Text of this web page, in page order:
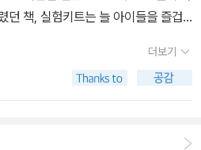
던 책, 실험키트는 늘 아이들을 즐겁
험왕(전10권) +세계지도 퍼즐(사은
, 박완규 외 감수 / 아이세움 / 200
) + 보물찾기(11~20권) + 별자리 조
더보기